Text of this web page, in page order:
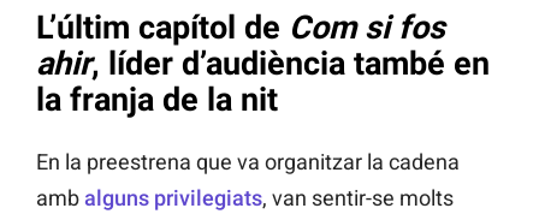
L’últim capítol de Com si fos
ahir, líder d’audiència també en
la franja de la nit
En la preestrena que va organitzar la cadena
ambalguns privilegiats, van sentir-se molts